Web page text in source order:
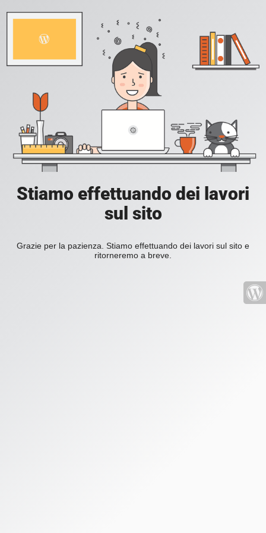
Stiamo effettuando dei lavori
sul sito
Grazie per la pazienza. Stiamo effettuando dei lavori sul sito e
ritorneremo a breve.